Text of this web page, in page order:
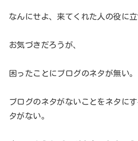
なんにせよ、来てくれた人の役に立
お気づきだろうが、
困ったことにブログのネタが無い。
ブログのネタがないことをネタに
タがない。